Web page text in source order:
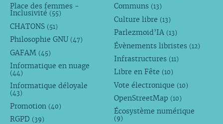
Place des femmes -
Inclusivité (55)
CHATONS (51)
Philosophie GNU (47)
GAFAM (45)
Informatique en nuage
(44)
Informatique déloyale
(43)
Promotion (40)
RGPD (39)
Communs (13)
Culture libre (13)
Parlezmoid’IA (13)
Évènements libristes (12)
Infrastructures (11)
Libre en Fête (10)
Vote électronique (10)
OpenStreetMap (10)
Écosystème numérique
(9)